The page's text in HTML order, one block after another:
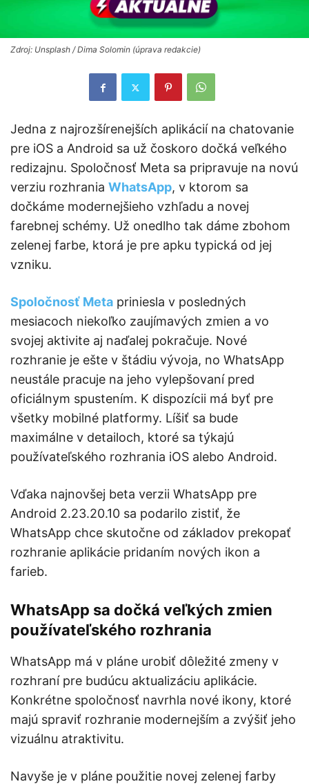
Zdroj: Unsplash / Dima Solomin (úprava redakcie)
Jedna z najrozšírenejších aplikácií na chatovanie
pre iOS a Android sa už čoskoro dočká veľkého
redizajnu. Spoločnosť Meta sa pripravuje na novú
verziu rozhrania WhatsApp, v ktorom sa
dočkáme modernejšieho vzhľadu a novej
farebnej schémy. Už onedlho tak dáme zbohom
zelenej farbe, ktorá je pre apku typická od jej
vzniku.
Spoločnosť Meta priniesla v posledných
mesiacoch niekoľko zaujímavých zmien a vo
svojej aktivite aj naďalej pokračuje. Nové
rozhranie je ešte v štádiu vývoja, no WhatsApp
neustále pracuje na jeho vylepšovaní pred
oficiálnym spustením. K dispozícii má byť pre
všetky mobilné platformy. Líšiť sa bude
maximálne v detailoch, ktoré sa týkajú
používateľského rozhrania iOS alebo Android.
Vďaka najnovšej beta verzii WhatsApp pre
Android 2.23.20.10 sa podarilo zistiť, že
WhatsApp chce skutočne od základov prekopať
rozhranie aplikácie pridaním nových ikon a
farieb.
WhatsApp sa dočká veľkých zmien
používateľského rozhrania
WhatsApp má v pláne urobiť dôležité zmeny v
rozhraní pre budúcu aktualizáciu aplikácie.
Konkrétne spoločnosť navrhla nové ikony, ktoré
majú spraviť rozhranie modernejším a zvýšiť jeho
vizuálnu atraktivitu.
Navyše je v pláne použitie novej zelenej farby